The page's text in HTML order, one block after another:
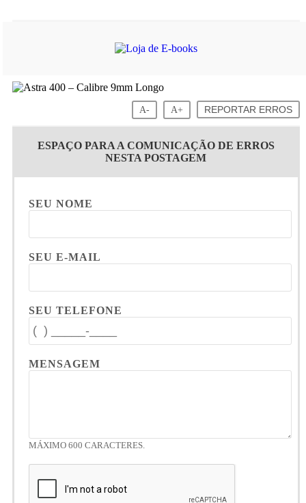
A- A+ REPORTAR ERROS
ESPAÇO PARA A COMUNICAÇÃO DE ERROS
NESTA POSTAGEM
SEU NOME
SEU E-MAIL
SEU TELEFONE
MENSAGEM
MÁXIMO 600 CARACTERES.